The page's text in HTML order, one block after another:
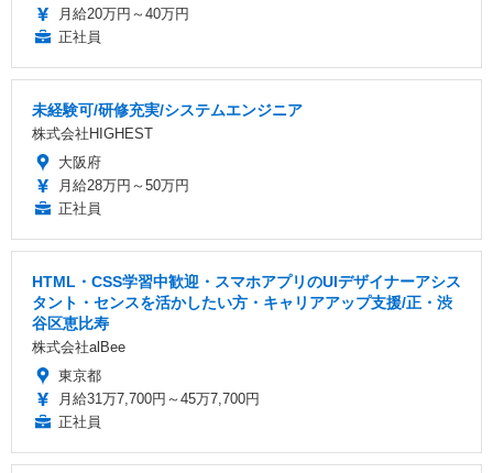
月給20万円～40万円
正社員
未経験可/研修充実/システムエンジニア
株式会社HIGHEST
大阪府
月給28万円～50万円
正社員
HTML・CSS学習中歓迎・スマホアプリのUIデザイナーアシス
タント・センスを活かしたい方・キャリアアップ支援/正・渋
谷区恵比寿
株式会社alBee
東京都
月給31万7,700円～45万7,700円
正社員